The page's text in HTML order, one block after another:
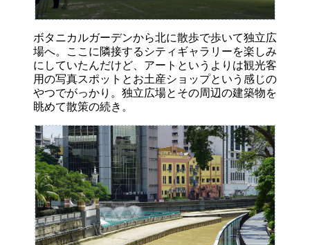
ボタニカルガーデンから北に散歩で歩いて独立広
場へ。ここに隣接するシティギャラリーを楽しみ
にしていたんだけど、アートというよりは観光客
用の写真スポットとお土産ショップという感じの
やつでがっかり。独立広場とその周辺の建築物を
眺めて散策の続き。